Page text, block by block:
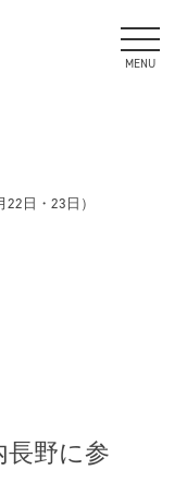
日・23日）
長野に参
MENU